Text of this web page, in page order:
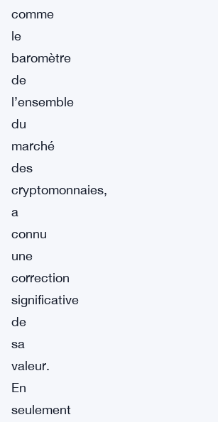
comme
le
baromètre
de
l’ensemble
du
marché
des
cryptomonnaies,
a
connu
une
correction
significative
de
sa
valeur.
En
seulement